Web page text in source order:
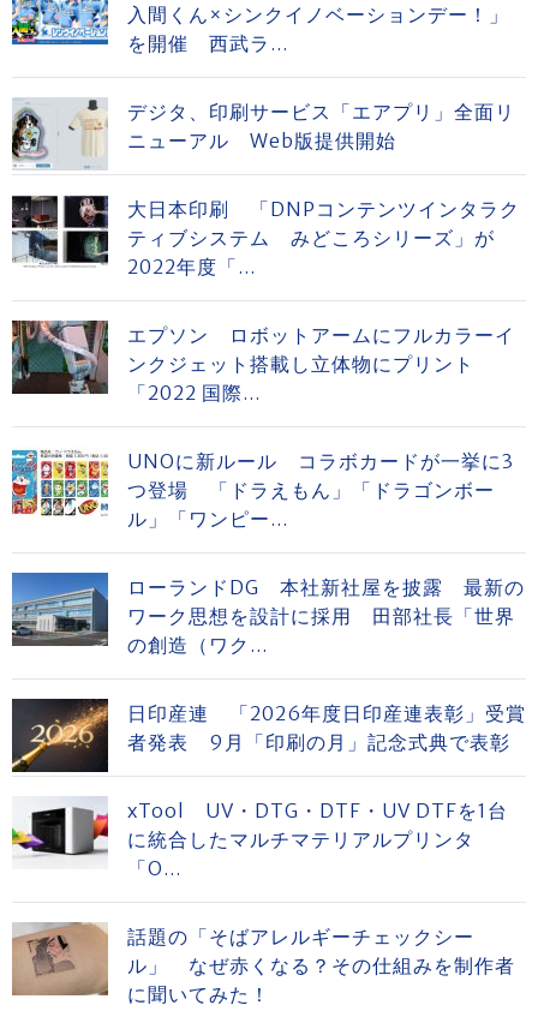
入間くん×シンクイノベーションデー！」
を開催 西武ラ...
デジタ、印刷サービス「エアプリ」全面リ
ニューアル Web版提供開始
大日本印刷 「DNPコンテンツインタラク
ティブシステム みどころシリーズ」が
2022年度「...
エプソン ロボットアームにフルカラーイ
ンクジェット搭載し立体物にプリント
「2022 国際...
UNOに新ルール コラボカードが一挙に3
つ登場 「ドラえもん」「ドラゴンボー
ル」「ワンピー...
ローランドDG 本社新社屋を披露 最新の
ワーク思想を設計に採用 田部社長「世界
の創造（ワク...
日印産連 「2026年度日印産連表彰」受賞
者発表 9月「印刷の月」記念式典で表彰
xTool UV・DTG・DTF・UV DTFを1台
に統合したマルチマテリアルプリンタ
「O...
話題の「そばアレルギーチェックシー
ル」 なぜ赤くなる？その仕組みを制作者
に聞いてみた！